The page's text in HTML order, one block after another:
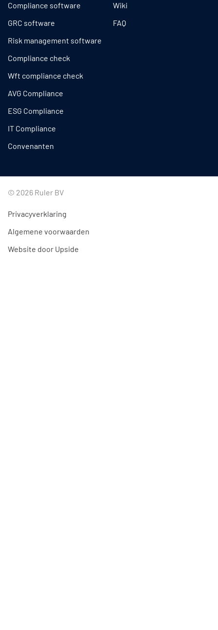
Compliance software
GRC software
Risk management software
Compliance check
Wft compliance check
AVG Compliance
ESG Compliance
IT Compliance
Convenanten
Wiki
FAQ
© 2026 Ruler BV
Privacyverklaring
Algemene voorwaarden
Website door Upside